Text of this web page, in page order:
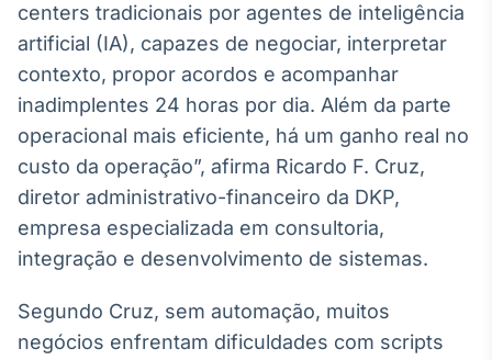
APIs para
integração de
conteúdos e
dados
Ticker
Cotações e
headlines de
Widgets
Componentes
centers tradicionais por agentes de inteligência
artificial (IA), capazes de negociar, interpretar
contexto, propor acordos e acompanhar
inadimplentes 24 horas por dia. Além da parte
operacional mais eficiente, há um ganho real no
custo da operação”, afirma Ricardo F. Cruz,
diretor administrativo-financeiro da DKP,
empresa especializada em consultoria,
integração e desenvolvimento de sistemas.
Segundo Cruz, sem automação, muitos
negócios enfrentam dificuldades com scripts